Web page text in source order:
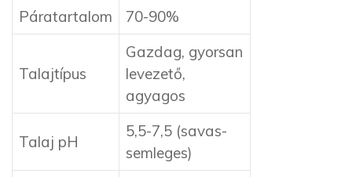
Páratartalom 70-90%
Talajtípus
Gazdag, gyorsan
levezető,
agyagos
Talaj pH
5,5-7,5 (savas-
semleges)